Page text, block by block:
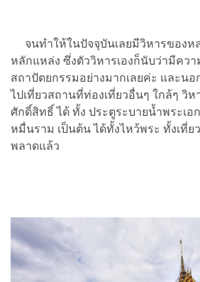
จนทำให้ในปัจจุบันเลยมีวิหารของห
หลักแหล่ง ซึ่งตัววิหารเองก็นับว่ามีคว
สถาปัตยกรรมอย่างมากเลยค่ะ และนอ
ไปเที่ยวสถานที่ท่องเที่ยวอื่นๆ ใกล้ๆ วิห
ศักดิ์สิทธิ์ ได้ ทั้ง ประตูระบายน้ำพระเอ
หมื่นราม เป็นต้น ได้ทั้งไหว้พระ ทั้งเที่ย
พลาดแล้ว